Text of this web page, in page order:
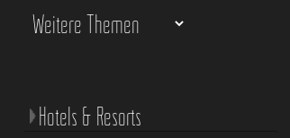
Hotels & Resorts